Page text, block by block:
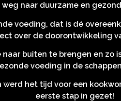
weg naar duurzame en
voeding, dat is dé
over de doorontwikkeling
buiten te brengen en zo
voeding in de
het tijd voor een
eerste stap in gezet!